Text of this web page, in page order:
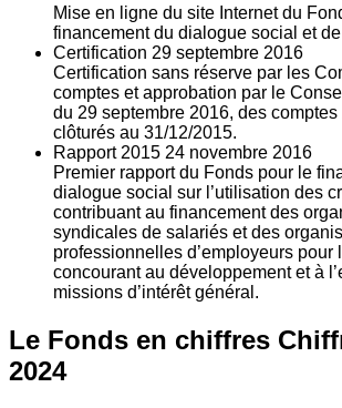
Mise en ligne du site Internet du
financement du dialogue social et de
Certification 29 septembre 2016
Certification sans réserve par les
comptes et approbation par le
du 29 septembre 2016, des comptes
clôturés au 31/12/2015.
Rapport 2015 24 novembre 2016
Premier rapport du Fonds pour le
dialogue social sur l’utilisation des
contribuant au financement des
syndicales de salariés et des
professionnelles d’employeurs pour
concourant au développement et à
missions d’intérêt général.
Le Fonds en chiffres
2024